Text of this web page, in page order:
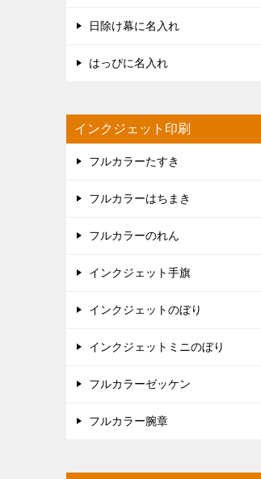
日除け幕に名入れ
はっぴに名入れ
インクジェット印刷
フルカラーたすき
フルカラーはちまき
フルカラーのれん
インクジェット手旗
インクジェットのぼり
インクジェットミニのぼり
フルカラーゼッケン
フルカラー腕章